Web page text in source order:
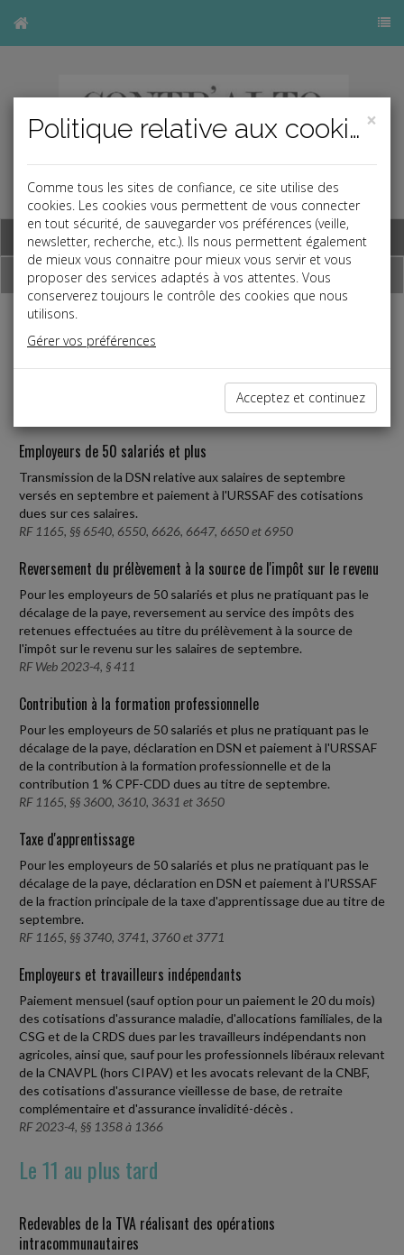
Base documentaire
Échéancier
Échéancier : octobre
Employeurs de 50 salariés et plus
Transmission de la DSN relative aux salaires de septembre
versés en septembre et paiement à l'URSSAF des cotisations
dues sur ces salaires.
RF 1165, §§ 6540, 6550, 6626, 6647, 6650 et 6950
Reversement du prélèvement à la source de l'impôt sur le revenu
Pour les employeurs de 50 salariés et plus ne pratiquant pas le
décalage de la paye, reversement au service des impôts des
retenues effectuées au titre du prélèvement à la source de
l'impôt sur le revenu sur les salaires de septembre.
RF Web 2023-4, § 411
Contribution à la formation professionnelle
Pour les employeurs de 50 salariés et plus ne pratiquant pas le
décalage de la paye, déclaration en DSN et paiement à l'URSSAF
de la contribution à la formation professionnelle et de la
contribution 1 % CPF-CDD dues au titre de septembre.
RF 1165, §§ 3600, 3610, 3631 et 3650
Taxe d'apprentissage
Pour les employeurs de 50 salariés et plus ne pratiquant pas le
décalage de la paye, déclaration en DSN et paiement à l'URSSAF
de la fraction principale de la taxe d'apprentissage due au titre de
septembre.
RF 1165, §§ 3740, 3741, 3760 et 3771
Employeurs et travailleurs indépendants
Paiement mensuel (sauf option pour un paiement le 20 du mois)
des cotisations d'assurance maladie, d'allocations familiales, de la
CSG et de la CRDS dues par les travailleurs indépendants non
agricoles, ainsi que, sauf pour les professionnels libéraux relevant
de la CNAVPL (hors CIPAV) et les avocats relevant de la CNBF,
des cotisations d'assurance vieillesse de base, de retraite
complémentaire et d'assurance invalidité-décès .
RF 2023-4, §§ 1358 à 1366
Le 11 au plus tard
Redevables de la TVA réalisant des opérations
intracommunautaires
×
Politique relative aux cookies
Comme tous les sites de confiance, ce site utilise des
cookies. Les cookies vous permettent de vous connecter
en tout sécurité, de sauvegarder vos préférences (veille,
newsletter, recherche, etc.). Ils nous permettent également
de mieux vous connaitre pour mieux vous servir et vous
proposer des services adaptés à vos attentes. Vous
conserverez toujours le contrôle des cookies que nous
utilisons.
Gérer vos préférences
Acceptez et continuez